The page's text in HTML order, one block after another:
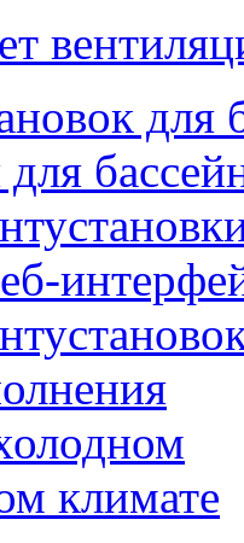
для
климате